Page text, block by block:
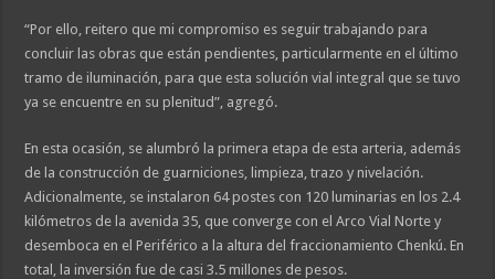
“Por ello, reitero que mi compromiso es seguir trabajando para
concluir las obras que están pendientes, particularmente en el último
tramo de iluminación, para que esta solución vial integral que se tuvo
ya se encuentre en su plenitud”, agregó.
En esta ocasión, se alumbró la primera etapa de esta arteria, además
de la construcción de guarniciones, limpieza, trazo y nivelación.
Adicionalmente, se instalaron 64 postes con 120 luminarias en los 2.4
kilómetros de la avenida 35, que converge con el Arco Vial Norte y
desemboca en el Periférico a la altura del fraccionamiento Chenkú. En
total, la inversión fue de casi 3.5 millones de pesos.